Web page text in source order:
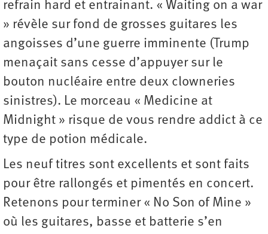
refrain hard et entrainant. « Waiting on a war
» révèle sur fond de grosses guitares les
angoisses d’une guerre imminente (Trump
menaçait sans cesse d’appuyer sur le
bouton nucléaire entre deux clowneries
sinistres). Le morceau « Medicine at
Midnight » risque de vous rendre addict à ce
type de potion médicale.
Les neuf titres sont excellents et sont faits
pour être rallongés et pimentés en concert.
Retenons pour terminer « No Son of Mine »
où les guitares, basse et batterie s’en